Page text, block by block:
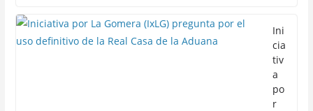
Ini
cia
tiv
a
po
r